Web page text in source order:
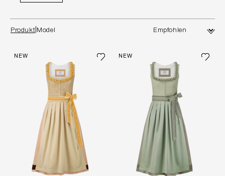
Produkt Model
NEW NEW